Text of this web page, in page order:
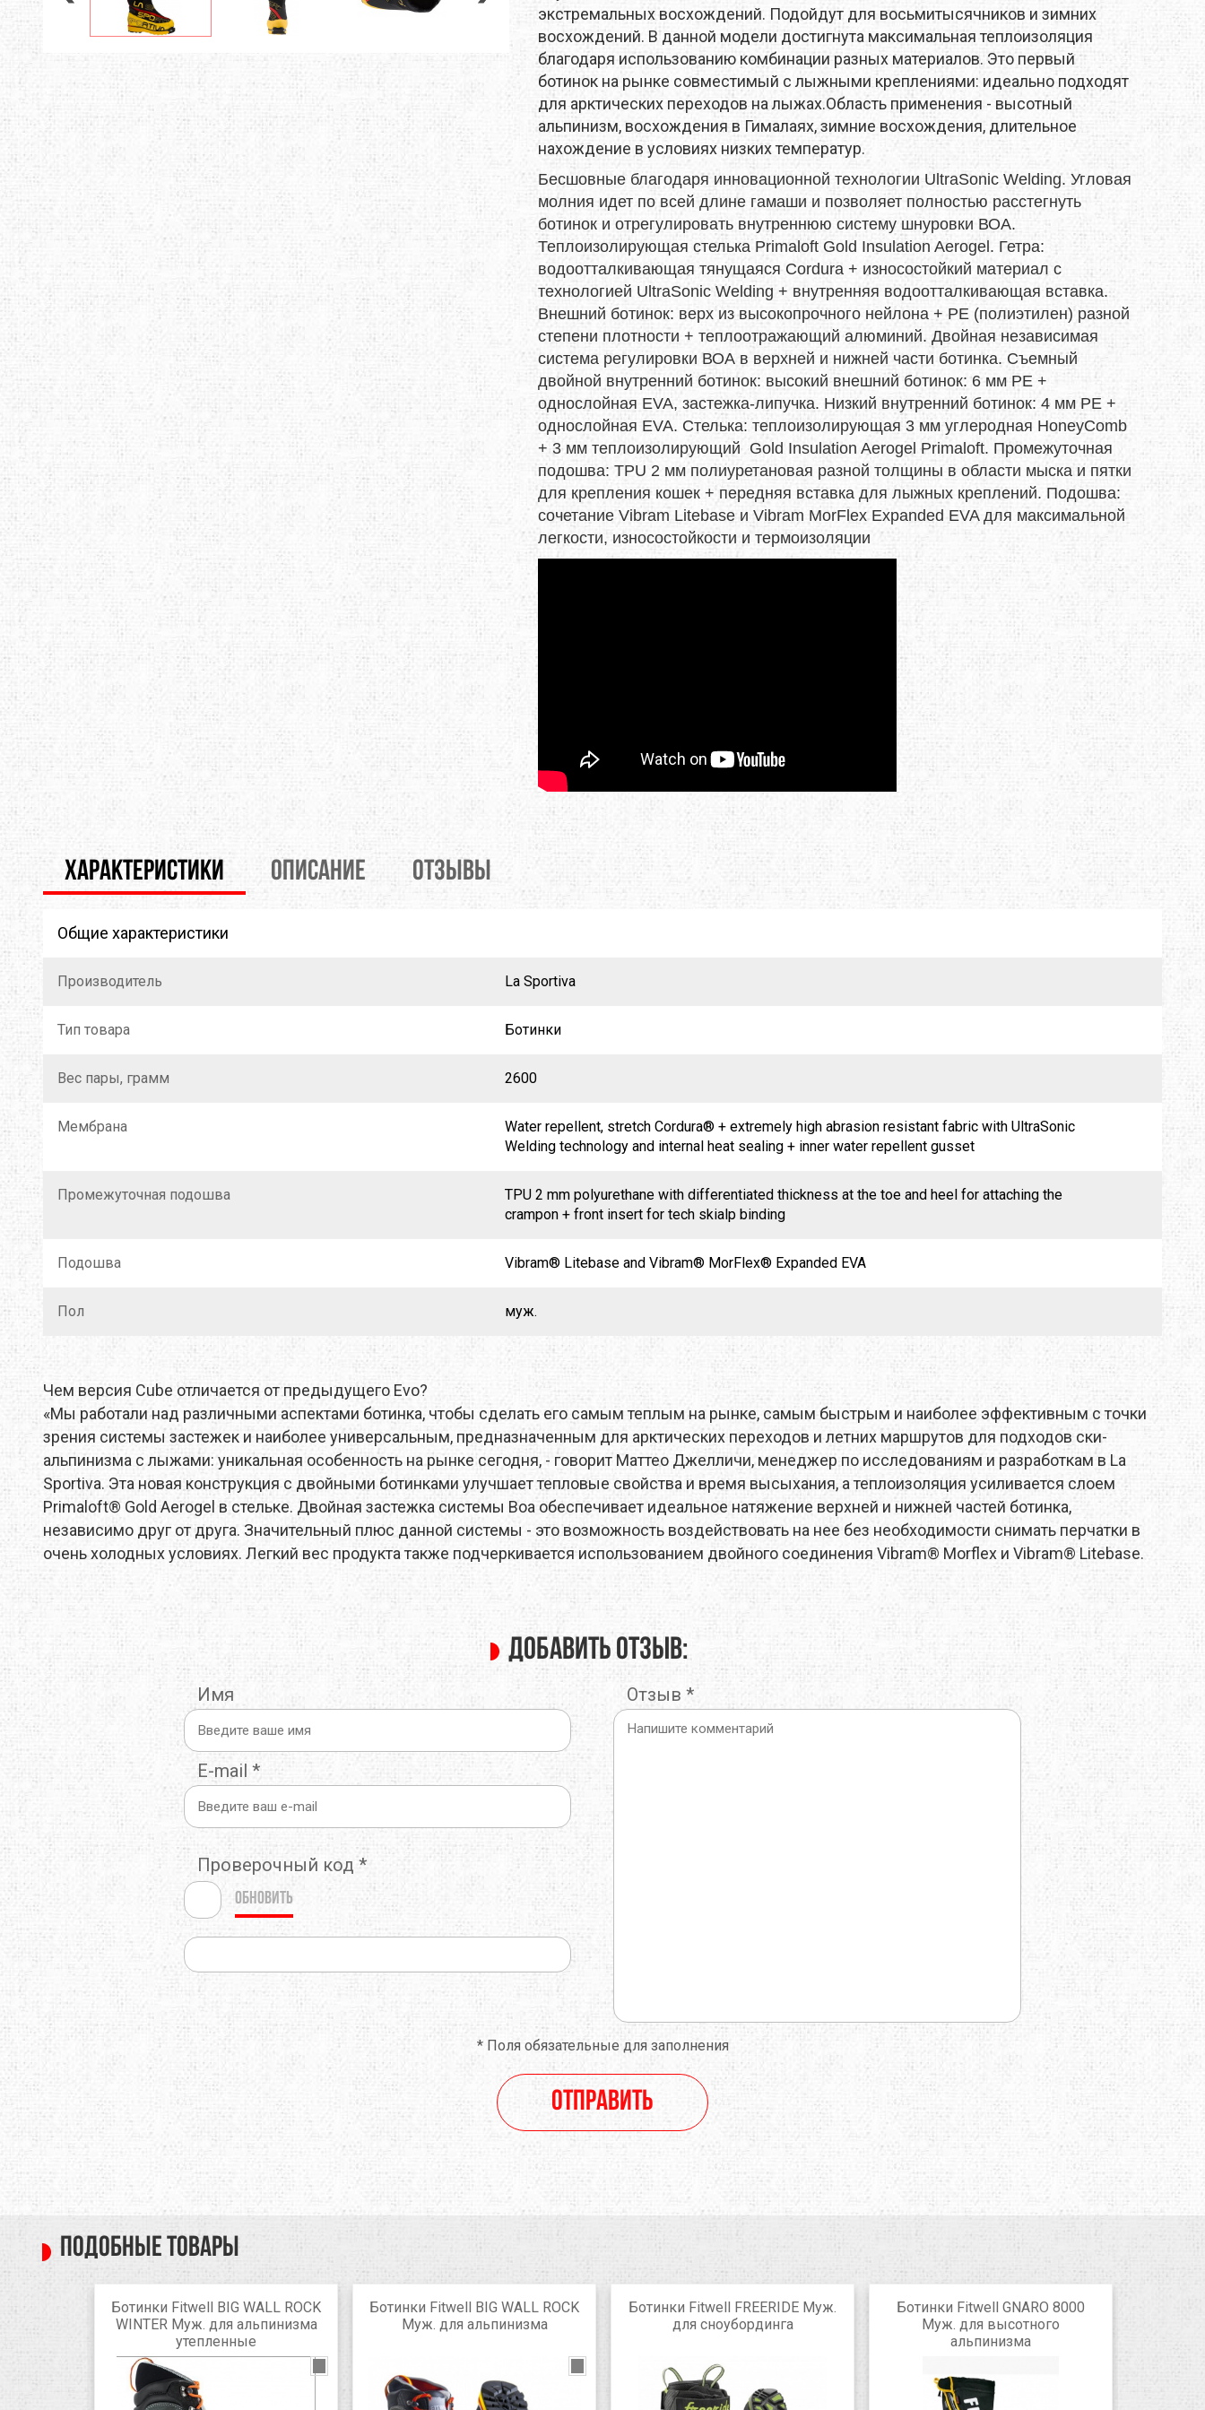
LOWE ALPINE LYNX M-TOUR MSR MTDE
MAMMUT MARMOT MCNETT MORA MOUNTAIN EQUIPMENT
MUNKEES NALGENE NEW BALANCE NIKWAX ONLY HOT
OPTIMUS OSPREY PETZL PINGUIN PLAI
PRANA PRIMUS PROTEUS RAB RAIN STOP
ROCK EMPIRE STS SALEWA SALOMON SCARPA
SCHOEFFEL SEA TO SUMMIT SEAL LINE SIERRA DESIGNS SILVA SINGING ROCK
SIREX SLAVNA STRAVA SNOW PEAK SO-FI SOTO SOURCE
TSL TASMANIAN TIGER TATONKA TENDON
TERRA INCOGNITA THE NORTH FACE THERM-A-REST THERMACELL
THERMOPAD TOKO TOTEM TRAMP TRAVEL EXTREME
TREKMATES TREZETA TRIBE TRIMM TURBAT UKRHOLDS
VANGO VAUDE VOXX
WARMPEACE WILDO X-BIONIC
ИЗОЛОН КРОК МУЛЬТИСПОРТ
экстремальных восхождений. Подойдут для восьмитысячников и зимних
восхождений. В данной модели достигнута максимальная теплоизоляция
благодаря использованию комбинации разных материалов. Это первый
ботинок на рынке совместимый с лыжными креплениями: идеально подходят
для арктических переходов на лыжах.Область применения - высотный
альпинизм, восхождения в Гималаях, зимние восхождения, длительное
нахождение в условиях низких температур.
Бесшовные благодаря инновационной технологии UltraSonic Welding. Угловая
молния идет по всей длине гамаши и позволяет полностью расстегнуть
ботинок и отрегулировать внутреннюю систему шнуровки ВОА.
Теплоизолирующая стелька Primaloft Gold Insulation Aerogel. Гетра:
водоотталкивающая тянущаяся Cordura + износостойкий материал с
технологией UltraSonic Welding + внутренняя водоотталкивающая вставка.
Внешний ботинок: верх из высокопрочного нейлона + РЕ (полиэтилен) разной
степени плотности + теплоотражающий алюминий. Двойная независимая
система регулировки ВОА в верхней и нижней части ботинка. Съемный
двойной внутренний ботинок: высокий внешний ботинок: 6 мм РЕ +
однослойная EVA, застежка-липучка. Низкий внутренний ботинок: 4 мм РЕ +
однослойная EVA. Стелька: теплоизолирующая 3 мм углеродная HoneyComb
+ 3 мм теплоизолирующий Gold Insulation Aerogel Primaloft. Промежуточная
подошва: TPU 2 мм полиуретановая разной толщины в области мыска и пятки
для крепления кошек + передняя вставка для лыжных креплений. Подошва:
сочетание Vibram Litebase и Vibram MorFlex Expanded EVA для максимальной
легкости, износостойкости и термоизоляции
ХАРАКТЕРИСТИКИ ОПИСАНИЕ ОТЗЫВЫ
Общие характеристики
Производитель La Sportiva
Тип товара Ботинки
Вес пары, грамм 2600
Мембрана
Water repellent, stretch Cordura® + extremely high abrasion resistant fabric with UltraSonic
Welding technology and internal heat sealing + inner water repellent gusset
Промежуточная подошва
TPU 2 mm polyurethane with differentiated thickness at the toe and heel for attaching the
crampon + front insert for tech skialp binding
Подошва Vibram® Litebase and Vibram® MorFlex® Expanded EVA
Пол муж.
Чем версия Cube отличается от предыдущего Evo?
«Мы работали над различными аспектами ботинка, чтобы сделать его самым теплым на рынке, самым быстрым и наиболее эффективным с точки
зрения системы застежек и наиболее универсальным, предназначенным для арктических переходов и летних маршрутов для подходов ски-
альпинизма с лыжами: уникальная особенность на рынке сегодня, - говорит Маттео Джелличи, менеджер по исследованиям и разработкам в La
Sportiva. Эта новая конструкция с двойными ботинками улучшает тепловые свойства и время высыхания, а теплоизоляция усиливается слоем
Primaloft® Gold Aеrоgel в стельке. Двойная застежка системы Boа обеспечивает идеальное натяжение верхней и нижней частей ботинка,
независимо друг от друга. Значительный плюс данной системы - это возможность воздействовать на нее без необходимости снимать перчатки в
очень холодных условиях. Легкий вес продукта также подчеркивается использованием двойного соединения Vibram® Morflex и Vibram® Litebase.
Добавить отзыв:
Имя
E-mail *
Проверочный код*
Обновить
Отзыв*
*Поля обязательные для заполнения
Отправить
Подобные товары
Ботинки Fitwell BIG WALL ROCK
WINTER Муж. для альпинизма
утепленные
Ботинки Fitwell BIG WALL ROCK
Муж. для альпинизма
Ботинки Fitwell FREERIDE Муж.
для сноубординга
Ботинки Fitwell GNARO 8000
Муж. для высотного
альпинизма
Grey